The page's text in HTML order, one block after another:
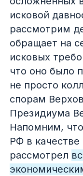
исковой
рассмотрим
обращает на
исковых
что оно было
не просто
спорам
Президиума
Напомним,
РФ в качестве
рассмотрел
Защита
активы вашего
интерфейсе:
патенты,
споры и